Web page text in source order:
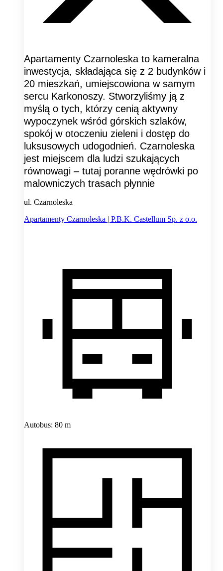
Apartamenty Czarnoleska to kameralna
inwestycja, składająca się z 2 budynków i
20 mieszkań, umiejscowiona w samym
sercu Karkonoszy. Stworzyliśmy ją z
myślą o tych, którzy cenią aktywny
wypoczynek wśród górskich szlaków,
spokój w otoczeniu zieleni i dostęp do
luksusowych udogodnień. Czarnoleska
jest miejscem dla ludzi szukających
równowagi – tutaj poranne wędrówki po
malowniczych trasach płynnie
ul. Czarnoleska
Apartamenty Czarnoleska | P.B.K. Castellum Sp. z o.o.
Autobus: 80 m